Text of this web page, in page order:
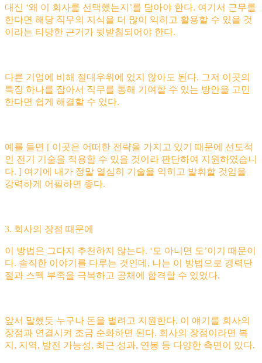
대신 ‘왜 이 회사를 선택했는지’를 담아야 한다. 여기서 근무를
한다면 해당 직무의 지식을 더 많이 익히고 활용할 수 있을 것
이라는 타당한 근거가 뒷받침되어야 한다.
다른 기업에 비해 절대우위에 있지 않아도 된다. 그저 이곳의
특징 하나를 잡아서 직무를 통해 기여할 수 있는 방안을 고민
한다면 쉽게 해결할 수 있다.
예를 들면 [ 이곳은 어떠한 전략을 가지고 있기 때문에 선도적
인 전기 기술을 적용할 수 있을 것이라 판단하여 지원하였습니
다. ] 여기에 내가 정말 열심히 기술을 익히고 발휘할 것임을
강력하게 어필하면 좋다.
3. 회사의 장점 때문에
이 방법은 그다지 추천하지 않는다. ‘모 아니면 도’이기 때문이
다. 솔직한 이야기를 다루는 것인데, 나는 이 방법으로 경력단
절과 스펙 부족을 극복하고 공채에 합격할 수 있었다.
앞서 말했듯 누구나 돈을 벌려고 지원한다. 이 얘기를 회사의
장점과 연결시켜 조금 순화하면 된다. 회사의 장점이라면 복
지, 지역, 발전 가능성, 최근 성과, 연봉 등 다양한 측면이 있다.